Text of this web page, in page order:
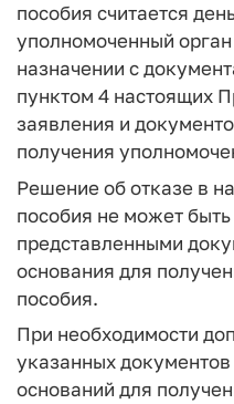
пособия считается
уполномоченный
назначении с
пунктом 4 настоящих
заявления и
получения
Решение об отказе в
пособия не может
представленными
основания для
пособия.
При необходимости
указанных
оснований для